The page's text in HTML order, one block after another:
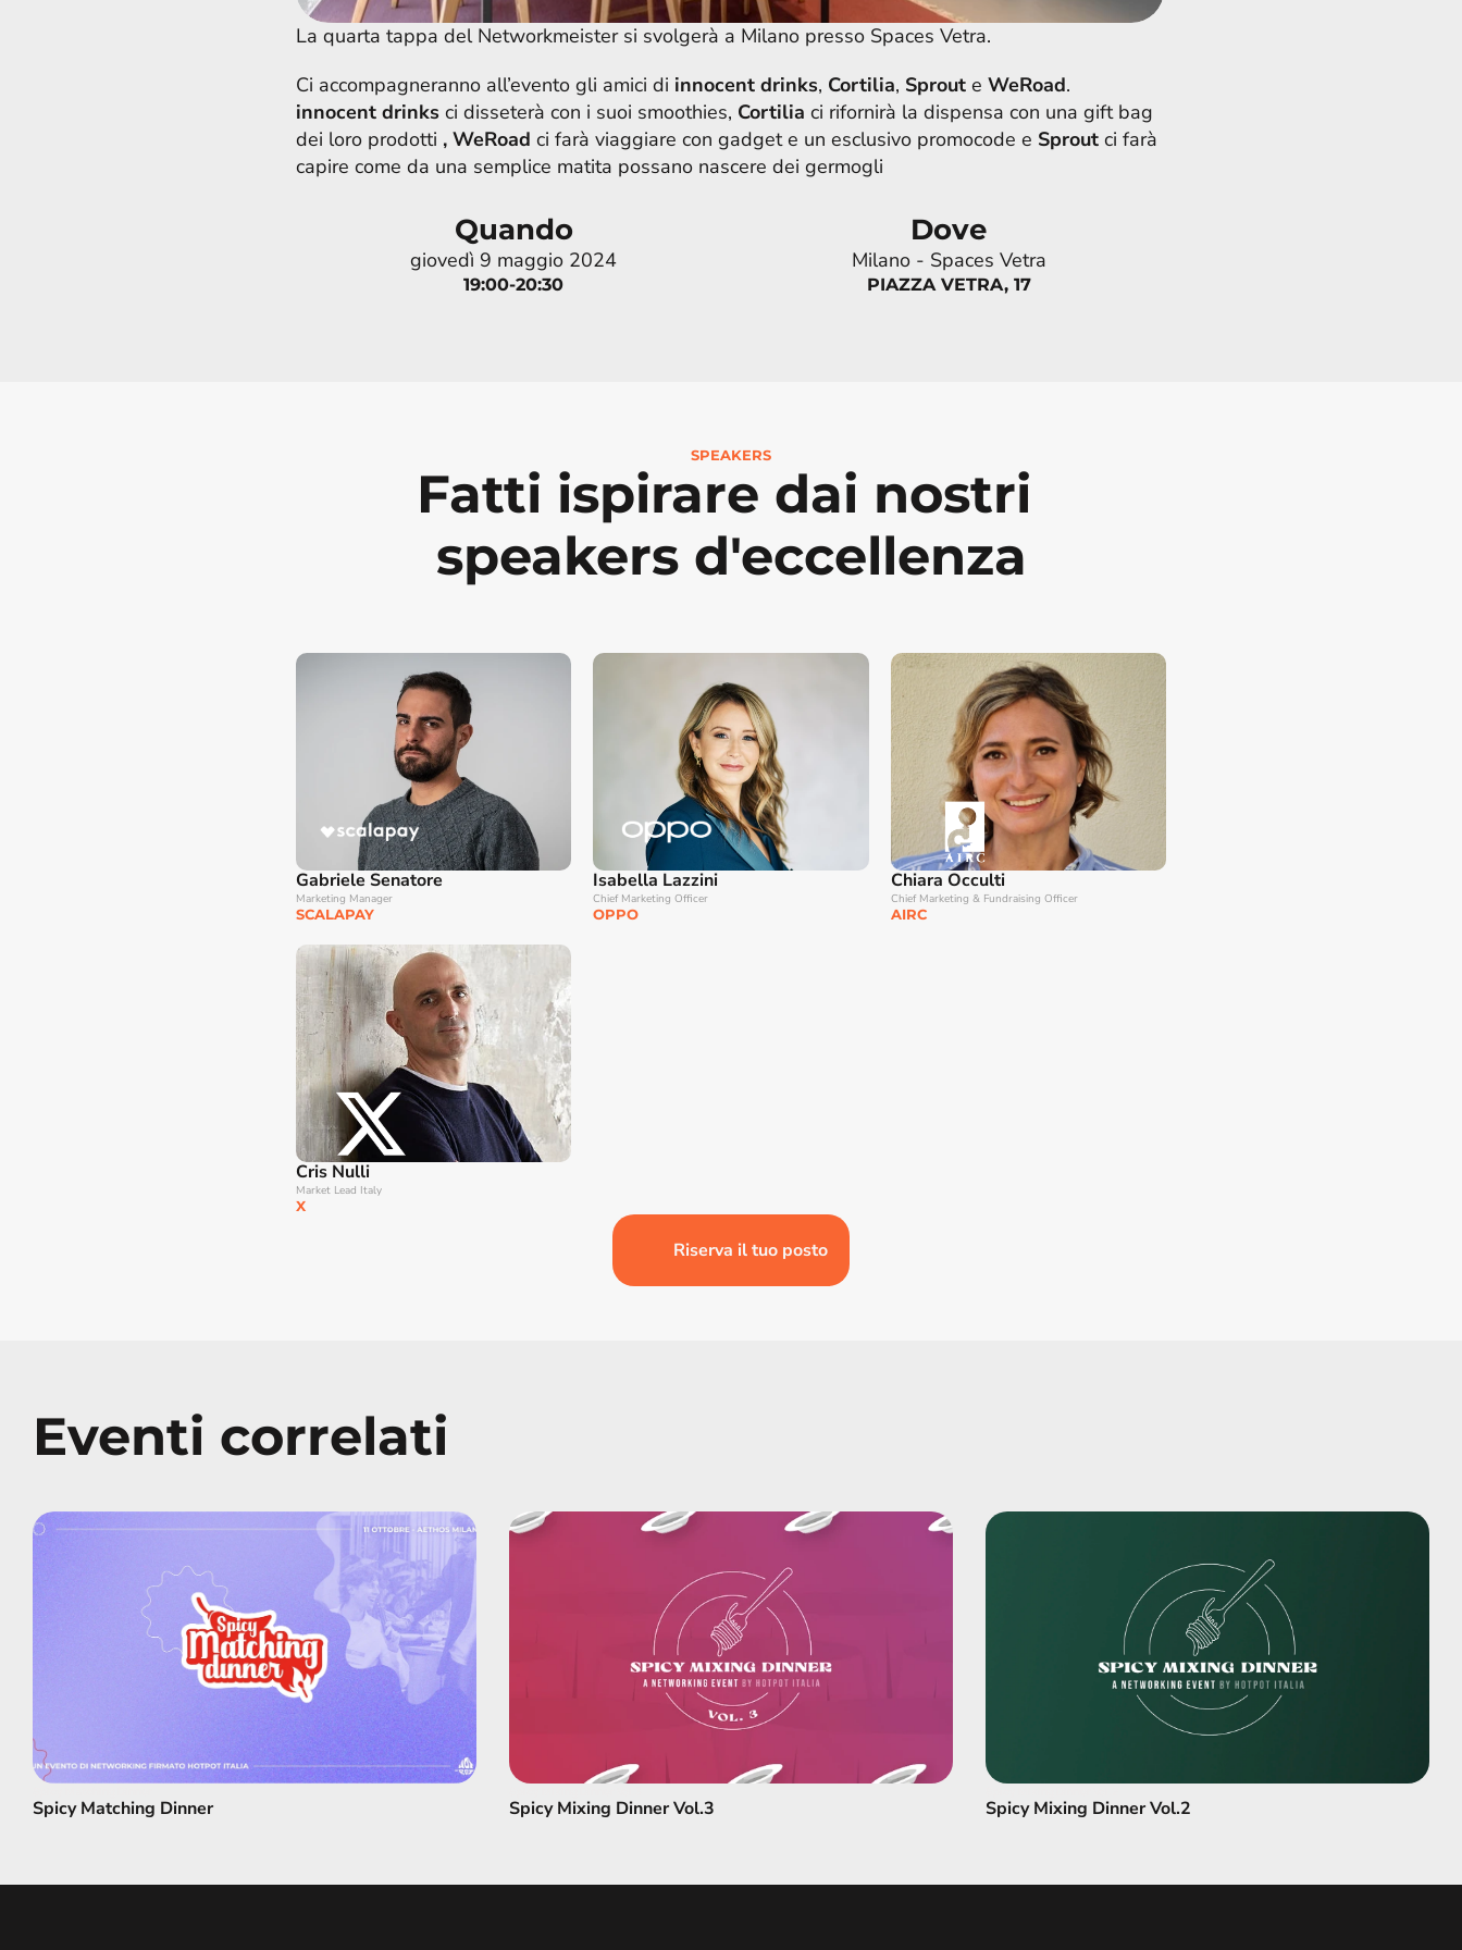
La quarta tappa del Networkmeister si svolgerà a Milano presso Spaces Vetra.
Ci accompagneranno all’evento gli amici di innocent drinks, Cortilia, Sprout e WeRoad.
innocent drinks ci disseterà con i suoi smoothies, Cortilia ci rifornirà la dispensa con una gift bag
dei loro prodotti , WeRoad ci farà viaggiare con gadget e un esclusivo promocode e Sprout ci farà
capire come da una semplice matita possano nascere dei germogli
Quando
giovedì 9 maggio 2024
19:00-20:30
Dove
Milano - Spaces Vetra
PIAZZA VETRA, 17
SPEAKERS
Fatti ispirare dai nostri
speakers d'eccellenza
Gabriele Senatore
Marketing Manager
SCALAPAY
Isabella Lazzini
Chief Marketing Officer
OPPO
Chiara Occulti
Chief Marketing & Fundraising Officer
AIRC
Cris Nulli
Market Lead Italy
X
Riserva il tuo posto
Eventi correlati
Spicy Matching Dinner Spicy Mixing Dinner Vol.3 Spicy Mixing Dinner Vol.2